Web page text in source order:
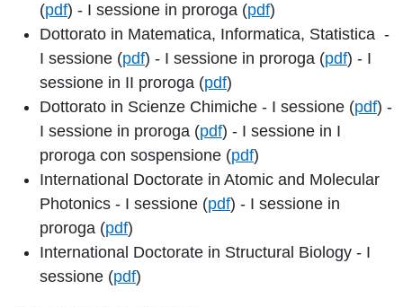
(pdf) - I sessione in proroga (pdf)
Dottorato in Matematica, Informatica, Statistica -
I sessione (pdf) - I sessione in proroga (pdf) - I
sessione in II proroga (pdf)
Dottorato in Scienze Chimiche - I sessione (pdf) -
I sessione in proroga (pdf) - I sessione in I
proroga con sospensione (pdf)
International Doctorate in Atomic and Molecular
Photonics - I sessione (pdf) - I sessione in
proroga (pdf)
International Doctorate in Structural Biology - I
sessione (pdf)